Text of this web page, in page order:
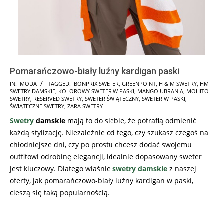
Pomarańczowo-biały luźny kardigan paski
2025-
11-
20
IN: MODA TAGGED: BONPRIX SWETER, GREENPOINT, H & M SWETRY, HM
SWETRY DAMSKIE, KOLOROWY SWETER W PASKI, MANGO UBRANIA, MOHITO
SWETRY, RESERVED SWETRY, SWETER ŚWIĄTECZNY, SWETER W PASKI,
ŚWIĄTECZNE SWETRY, ZARA SWETRY
Swetry damskie mają to do siebie, że potrafią odmienić
każdą stylizację. Niezależnie od tego, czy szukasz czegoś na
chłodniejsze dni, czy po prostu chcesz dodać swojemu
outfitowi odrobinę elegancji, idealnie dopasowany sweter
jest kluczowy. Dlatego właśnie swetry damskie z naszej
oferty, jak pomarańczowo-biały luźny kardigan w paski,
cieszą się taką popularnością.